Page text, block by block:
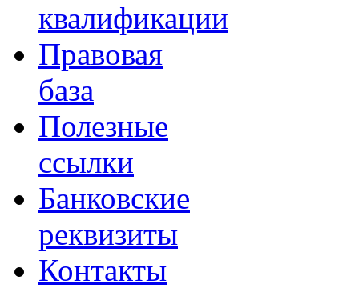
квалификации
Правовая
база
Полезные
ссылки
Банковские
реквизиты
Контакты